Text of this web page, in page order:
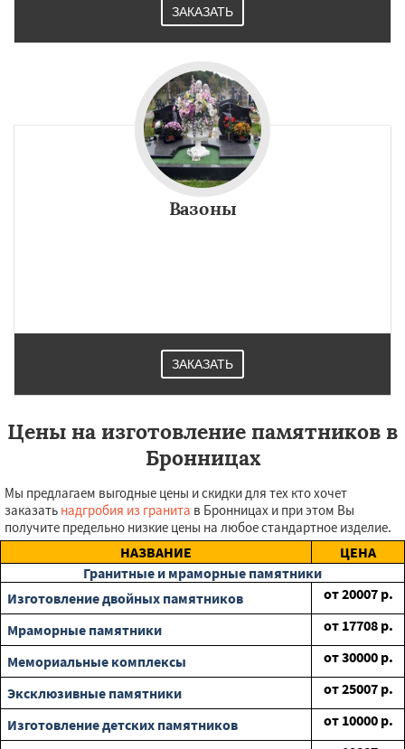
ЗАКАЗАТЬ
Вазоны
ЗАКАЗАТЬ
Цены на изготовление памятников в
Бронницах
Мы предлагаем выгодные цены и скидки для тех кто хочет
заказать надгробия из гранита в Бронницах и при этом Вы
получите предельно низкие цены на любое стандартное изделие.
НАЗВАНИЕ
ЦЕНА
Гранитные и мраморные памятники
Изготовление двойных памятников
от20007 р.
Мраморные памятники
от 17708 р.
Мемориальные комплексы
от30000 р.
Эксклюзивные памятники
от25007 р.
Изготовление детских памятников
от 10000 р.